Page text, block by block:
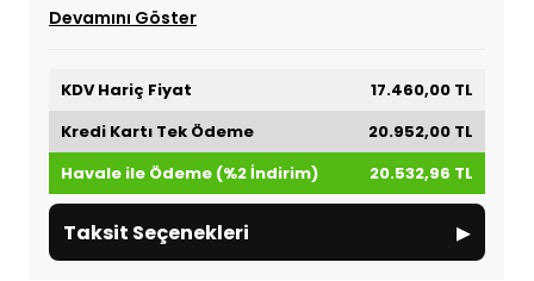
Devamını Göster
KDV Hariç Fiyat
17.460,00 TL
Kredi Kartı Tek Ödeme
20.952,00 TL
Havale ile Ödeme (%2 İndirim)
20.532,96 TL
Taksit Seçenekleri ▸